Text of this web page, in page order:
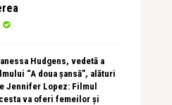
Hudgens, vedetă a
“A doua șansă”, alături
Jennifer Lopez: Filmul
va oferi femeilor și